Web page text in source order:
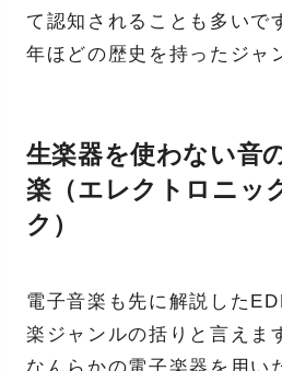
て認知されることも多いで
年ほどの歴史を持ったジャ
生楽器を使わない音
楽（エレクトロニッ
ク）
電子音楽も先に解説した
楽ジャンルの括りと言えま